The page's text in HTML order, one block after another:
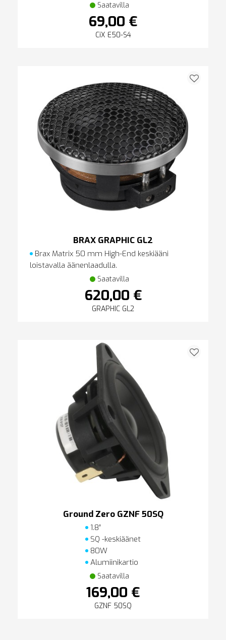
Saatavilla
69,00 €
CiX E50-S4
BRAX GRAPHIC GL2
Brax Matrix 50 mm High-End keskiääni
loistavalla äänenlaadulla.
Saatavilla
620,00 €
GRAPHIC GL2
Ground Zero GZNF 50SQ
1.8″
SQ -keskiäänet
80W
Alumiinikartio
Saatavilla
169,00 €
GZNF 50SQ